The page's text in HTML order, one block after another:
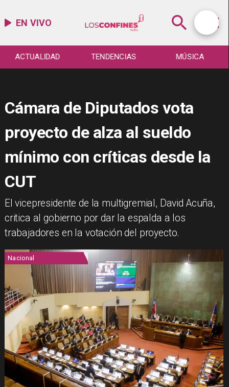
EN VIVO
ACTUALIDAD TENDENCIAS MÚSICA
Cámara de Diputados vota
proyecto de alza al sueldo
mínimo con críticas desde la
CUT
El vicepresidente de la multigremial, David Acuña,
critica al gobierno por dar la espalda a los
trabajadores en la votación del proyecto.
Nacional